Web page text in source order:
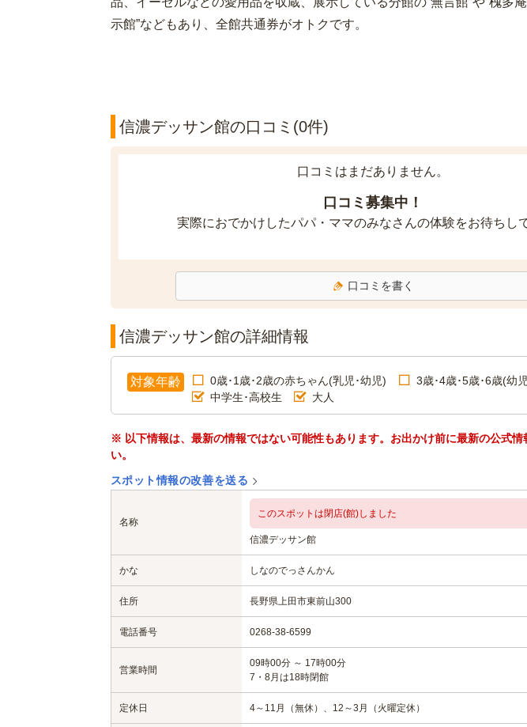
示館”などもあり、全館共通券がオトクです。
信濃デッサン館の口コミ(0件)
口コミはまだありません。
口コミ募集中！
実際におでかけしたパパ・ママのみなさんの体験をお待ちし
口コミを書く
信濃デッサン館の詳細情報
対象年齢 0歳･1歳･2歳の赤ちゃん(乳児･幼児) 3歳･4歳･5歳･6歳(幼
中学生･高校生
大人
※ 以下情報は、最新の情報ではない可能性もあります。お出かけ前に最新の公式情
い。
スポット情報の改善を送る
名称
このスポットは閉店(館)しました
信濃デッサン館
かな しなのでっさんかん
住所 長野県上田市東前山300
電話番号 0268-38-6599
営業時間
09時00分 ～ 17時00分
7・8月は18時閉館
定休日 4～11月（無休）、12～3月（火曜定休）